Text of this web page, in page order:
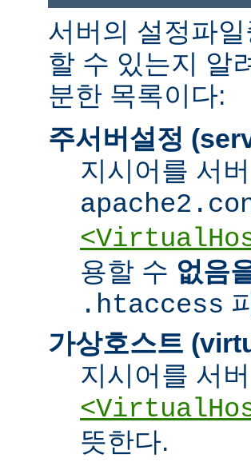
서버의 설정파
할 수 있는지 알
분한 목록이다:
주서버설정
지시어를 서
용할 수 없음
.htaccess
가상호스트
지시어를 서
뜻한다.